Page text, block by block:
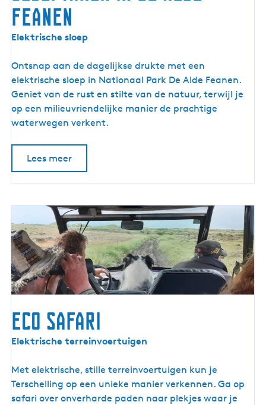
Feanen
E
e
k
t
r
i
c
a
p
e
s
l
o
p
v
r
e
Elektrische sloep
Ontsnap aan de dagelijkse drukte met een
elektrische sloep in Nationaal Park De Alde Feanen.
Geniet van de rust en stilte van de natuur, terwijl je
op een milieuvriendelijke manier de prachtige
waterwegen verkent.
Lees meer
Eco Safari
E
o
S
a
Elektrische terreinvoertuigen
Met elektrische, stille terreinvoertuigen kun je
Terschelling op een unieke manier verkennen. Ga op
safari over onverharde paden naar plekjes waar je